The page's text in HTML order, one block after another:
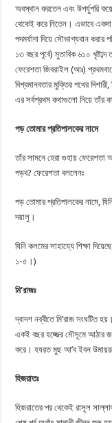
অবস্থান করতেন এবং উপর্যুপরি
থেকেই করে নিতেন। এভাবে
পদমর্যাদা দিয়ে সৌভাগ্যবান
১৩ বছর পূর্বে) মুতাবিক ৬১০
ফেরেশতা জিবরাইল (আঃ)
বিশ্বমানবতার মুক্তির পথের
এর সর্বপ্রথম কথাগুলো নিয়ে তাঁর
পড় তোমার প্রতিপালকের নামে
তাঁর সামনে হেরা গুহায়
পড়ব? ফেরেশতা বললেনঃ
পড় তোমার প্রতিপালকের নামে,
দয়ালু।
যিনি কলমের সাহায্যে শিক্ষা
১-৫।)
মি’রাজঃ
দ্বাদশ নব্বীতে মি’রাজ সংঘটিত
একই বছর হজ্জের মৌসূমে আঠার
করে। হযরত মুছ আ’ব ইবন
হিজরাতঃ
হিজরাতের পর থেকেই রাসূল